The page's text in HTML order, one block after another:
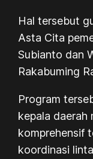
Hal tersebut
Asta Cita
Subianto dan
Rakabuming
Program
kepala daerah
komprehensif
koordinasi